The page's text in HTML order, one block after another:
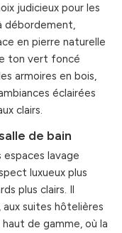
judicieux pour les
débordement,
en pierre naturelle
ton vert foncé
armoires en bois,
éclairées
clairs.
de bain
lavage
luxueux plus
plus clairs. Il
aux suites hôtelières
de gamme, où la